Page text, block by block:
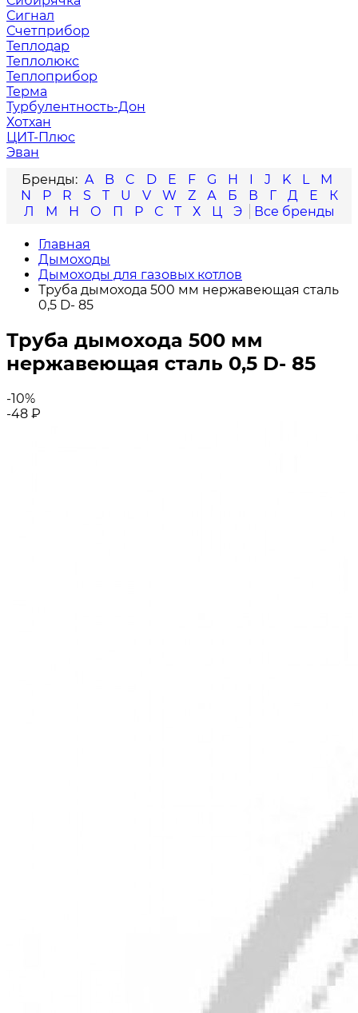
Сигнал
Счетприбор
Теплодар
Теплолюкс
Теплоприбор
Терма
Турбулентность-Дон
Хотхан
ЦИТ-Плюс
Эван
A
B C D E F G H I J K L
M
N
P R S T U V W Z А Б В Г Д Е
К
Л
М Н О П Р С Т Х Ц Э
Главная
Дымоходы
Дымоходы для газовых котлов
Труба дымохода 500 мм нержавеющая сталь
0,5 D- 85
Труба дымохода 500 мм
нержавеющая сталь 0,5 D- 85
-10%
-48 ₽